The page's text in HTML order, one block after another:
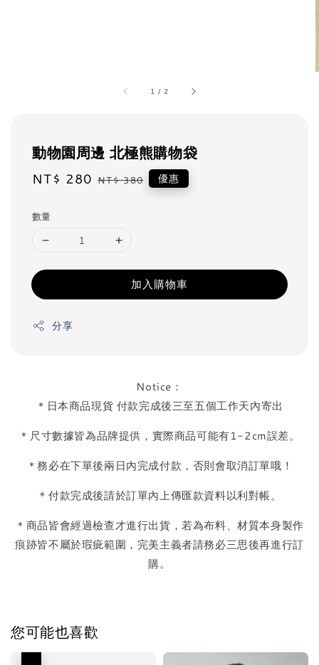
1 / 2
動物園周邊 北極熊購物袋
Sale
NT$ 280 Regular
NT$ 380 優惠
數量
加入購物車
分享
Notice：
＊日本商品現貨 付款完成後三至五個工作天內寄出
＊尺寸數據皆為品牌提供，實際商品可能有1-2cm誤差。
＊務必在下單後兩日內完成付款，否則會取消訂單哦！
＊付款完成後請於訂單內上傳匯款資料以利對帳。
＊商品皆會經過檢查才進行出貨，若為布料、材質本身製作
痕跡皆不屬於瑕疵範圍，完美主義者請務必三思後再進行訂
購。
您可能也喜歡